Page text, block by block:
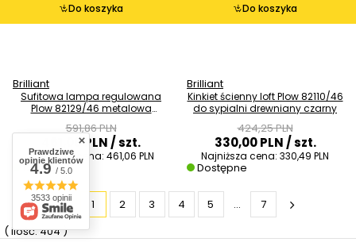
Do koszyka
Brilliant
Sufitowa lampa regulowana
Plow 82129/46 metalowa
591,86 PLN
461,00 PLN/ szt.
Najniższa cena: 461,06 PLN
Dostępne
Do koszyka
Brilliant
Kinkiet ścienny loft Plow 82110/46
do sypialni drewniany czarny
424,25 PLN
330,00 PLN/ szt.
Najniższa cena: 330,49 PLN
Dostępne
1 2 3 4 5 ...
7
( ilość: 404 )
Prawdziwe
opinie klientów
4.9/ 5.0
3533 opinii